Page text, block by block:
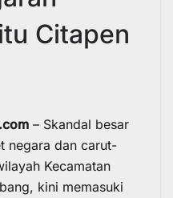
Citapen
– Skandal besar
negara dan carut-
Kecamatan
kini memasuki